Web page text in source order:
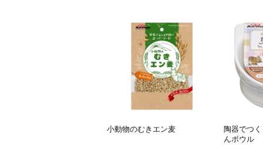
小動物のむきエン麦
陶器でつ
んボウル